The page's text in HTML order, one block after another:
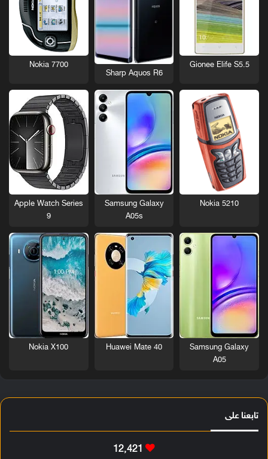
Gionee Elife S5.5
Sharp Aquos R6
Nokia 7700
Nokia 5210
Samsung Galaxy
A05s
Apple Watch Series
9
Samsung Galaxy
A05
Huawei Mate 40
Nokia X100
تابعنا على
12٬421